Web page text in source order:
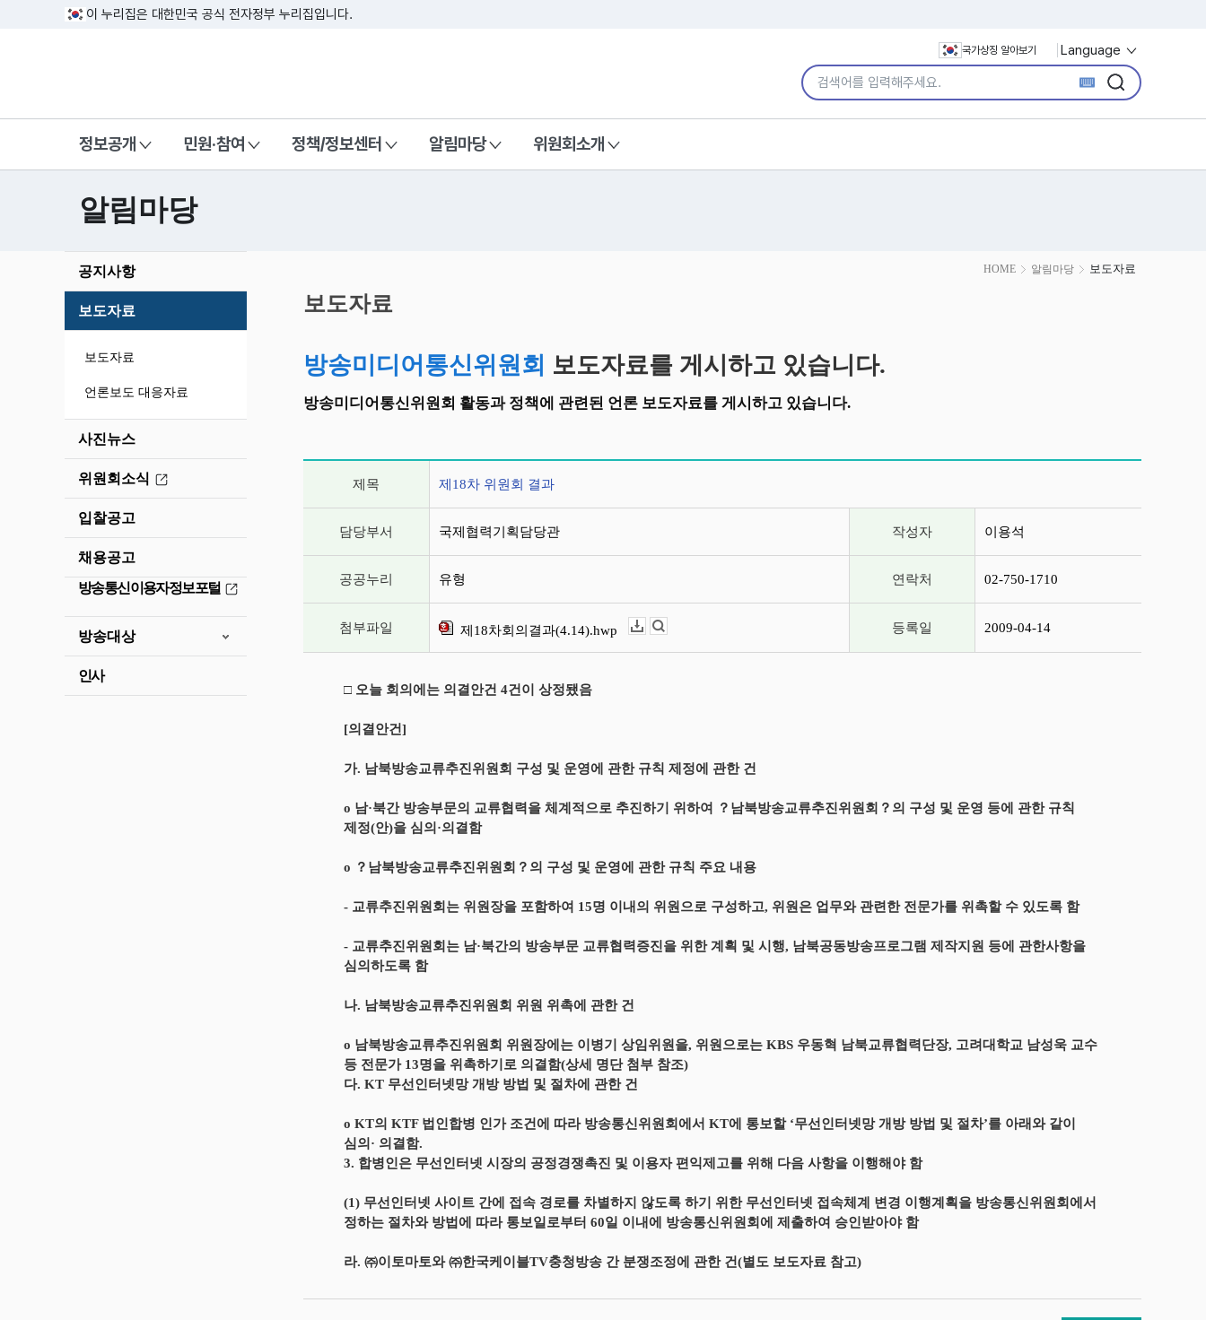
이 누리집은 대한민국 공식 전자정부 누리집입니다.
국가상징 알아보기 Language
통합검색어 입력
검색
검색
정보공개 민원·참여 정책/정보센터 알림마당 위원회소개
알림마당
공지사항
보도자료
보도자료
언론보도 대응자료
사진뉴스
위원회소식
입찰공고
채용공고
방송통신이용자정보포털
방송대상
인사
HOME 알림마당 보도자료
시
작
보도자료
방송미디어통신위원회 보도자료를 게시하고 있습니다.
방송미디어통신위원회 활동과 정책에 관련된 언론 보도자료를 게시하고 있습니다.
제목 제18차 위원회 결과
담당부서 국제협력기획담당관 작성자 이용석
공공누리 유형 연락처 02-750-1710
첨부파일 제18차회의결과(4.14).hwp 등록일 2009-04-14
□ 오늘 회의에는 의결안건 4건이 상정됐음
[의결안건]
가. 남북방송교류추진위원회 구성 및 운영에 관한 규칙 제정에 관한 건
o 남·북간 방송부문의 교류협력을 체계적으로 추진하기 위하여 ？남북방송교류추진위원회？의 구성 및 운영 등에 관한 규칙
제정(안)을 심의·의결함
o ？남북방송교류추진위원회？의 구성 및 운영에 관한 규칙 주요 내용
- 교류추진위원회는 위원장을 포함하여 15명 이내의 위원으로 구성하고, 위원은 업무와 관련한 전문가를 위촉할 수 있도록 함
- 교류추진위원회는 남·북간의 방송부문 교류협력증진을 위한 계획 및 시행, 남북공동방송프로그램 제작지원 등에 관한사항을
심의하도록 함
나. 남북방송교류추진위원회 위원 위촉에 관한 건
o 남북방송교류추진위원회 위원장에는 이병기 상임위원을, 위원으로는 KBS 우동혁 남북교류협력단장, 고려대학교 남성욱 교수
등 전문가 13명을 위촉하기로 의결함(상세 명단 첨부 참조)
다. KT 무선인터넷망 개방 방법 및 절차에 관한 건
o KT의 KTF 법인합병 인가 조건에 따라 방송통신위원회에서 KT에 통보할 ‘무선인터넷망 개방 방법 및 절차’를 아래와 같이
심의· 의결함.
3. 합병인은 무선인터넷 시장의 공정경쟁촉진 및 이용자 편익제고를 위해 다음 사항을 이행해야 함
(1) 무선인터넷 사이트 간에 접속 경로를 차별하지 않도록 하기 위한 무선인터넷 접속체계 변경 이행계획을 방송통신위원회에서
정하는 절차와 방법에 따라 통보일로부터 60일 이내에 방송통신위원회에 제출하여 승인받아야 함
라. ㈜이토마토와 ㈜한국케이블TV충청방송 간 분쟁조정에 관한 건(별도 보도자료 참고)